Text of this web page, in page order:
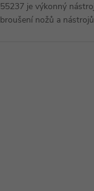
55237 je výkonný
broušení nožů a
motorem a precizním